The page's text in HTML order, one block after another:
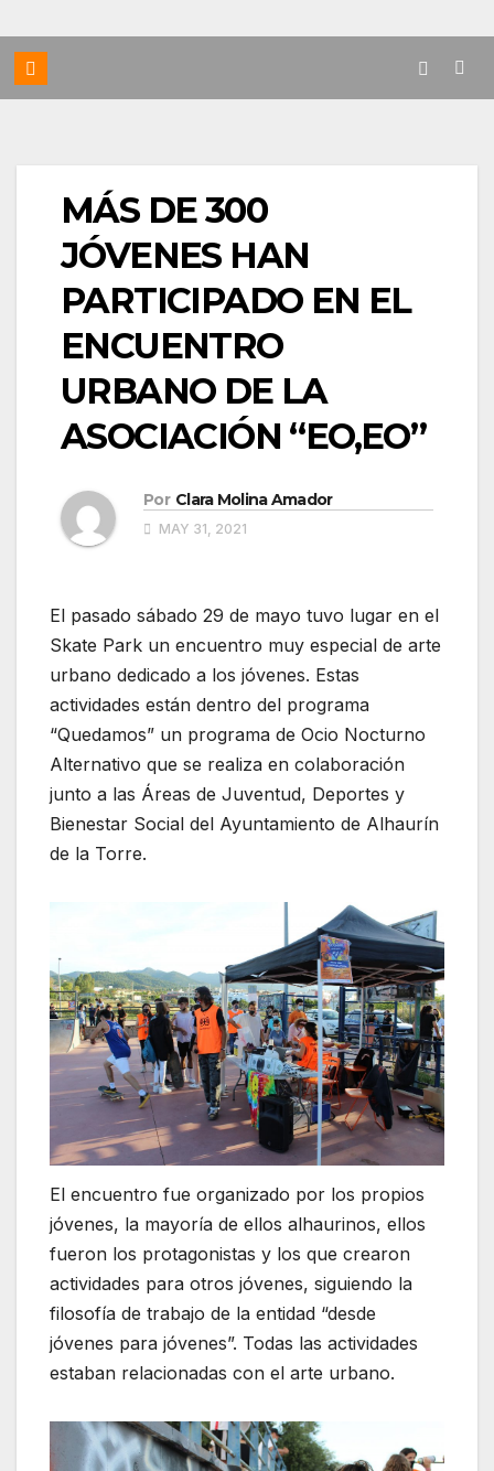
MÁS DE 300
JÓVENES HAN
PARTICIPADO EN EL
ENCUENTRO
URBANO DE LA
ASOCIACIÓN “EO,EO”
Por Clara Molina Amador
MAY 31, 2021
El pasado sábado 29 de mayo tuvo lugar en el
Skate Park un encuentro muy especial de arte
urbano dedicado a los jóvenes. Estas
actividades están dentro del programa
“Quedamos” un programa de Ocio Nocturno
Alternativo que se realiza en colaboración
junto a las Áreas de Juventud, Deportes y
Bienestar Social del Ayuntamiento de Alhaurín
de la Torre.
El encuentro fue organizado por los propios
jóvenes, la mayoría de ellos alhaurinos, ellos
fueron los protagonistas y los que crearon
actividades para otros jóvenes, siguiendo la
filosofía de trabajo de la entidad “desde
jóvenes para jóvenes”. Todas las actividades
estaban relacionadas con el arte urbano.